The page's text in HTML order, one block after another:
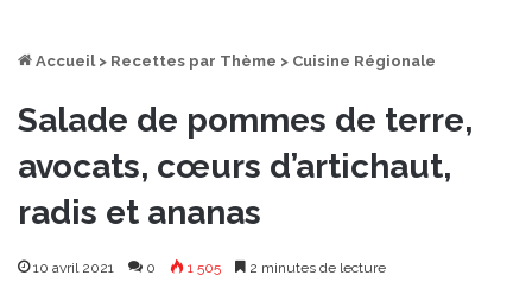
Accueil > Recettes par Thème > Cuisine Régionale
Salade de pommes de terre,
avocats, cœurs d’artichaut,
radis et ananas
10 avril 2021 0 1 505 2 minutes de lecture